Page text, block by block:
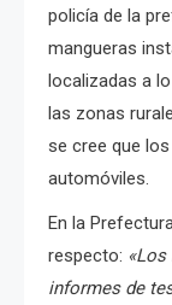
policía de la
mangueras
localizadas a
las zonas
se cree que
automóviles.
En la
respecto:
informes de